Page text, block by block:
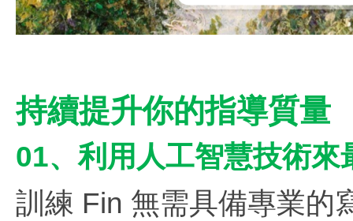
持續提升你的指導質量
01、利用人工智慧技術來
訓練 Fin 無需具備專業的